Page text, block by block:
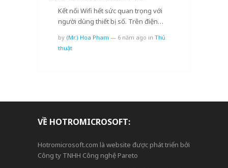
Kết nối Wifi hết sức quan trọng với
người dùng thiết bị số. Trên điện…
by (Mr.) Hoa Pham — 6 năm ago in Thủ
thuật
VỀ HOTROMICROSOFT:
Hotromicrosoft.com là website được phát triển bởi
Công ty TNHH Công nghệ Pareto